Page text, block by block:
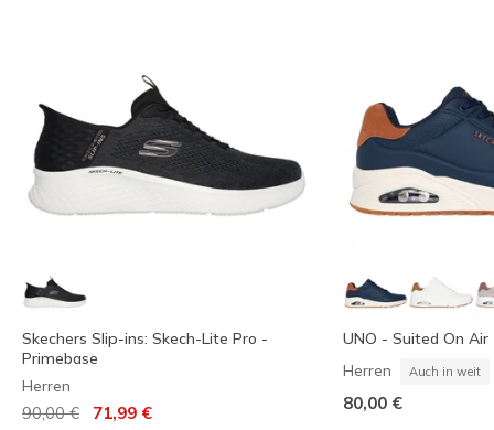
Skechers Slip-ins: Skech-Lite Pro -
Primebase
Herren
Reduziert von
90,00 € auf
71,99 €
UNO - Suited On Air
Herren Auch in weit
80,00 €